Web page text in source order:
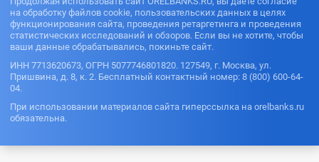
на обработку файлов cookie, пользовательских данных в целях
функционирования сайта, проведения ретаргетинга и проведения
статистических исследований и обзоров. Если вы не хотите, чтобы
ваши данные обрабатывались, покиньте сайт.
ИНН 7713620673, ОГРН 5077746801820. 127549, г. Москва, ул.
Пришвина, д. 8, к. 2. Бесплатный контактный номер: 8 (800) 600-64-
04.
При использовании материалов сайта гиперссылка на orelbanks.ru
обязательна.